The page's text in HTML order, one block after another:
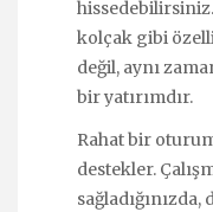
kolçak gibi
değil, aynı
bir yatırımdır.
Rahat bir oturum
destekler.